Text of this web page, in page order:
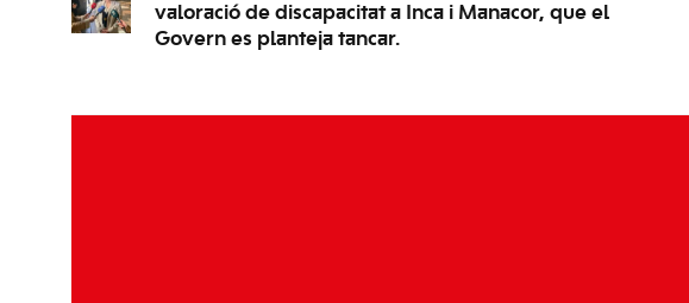
valoració de discapacitat a Inca i Manacor, que el
Govern es planteja tancar.